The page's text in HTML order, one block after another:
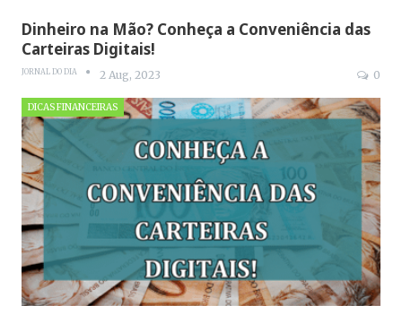
Dinheiro na Mão? Conheça a Conveniência das
Carteiras Digitais!
JORNAL DO DIA 2 Aug, 2023 0
DICAS FINANCEIRAS